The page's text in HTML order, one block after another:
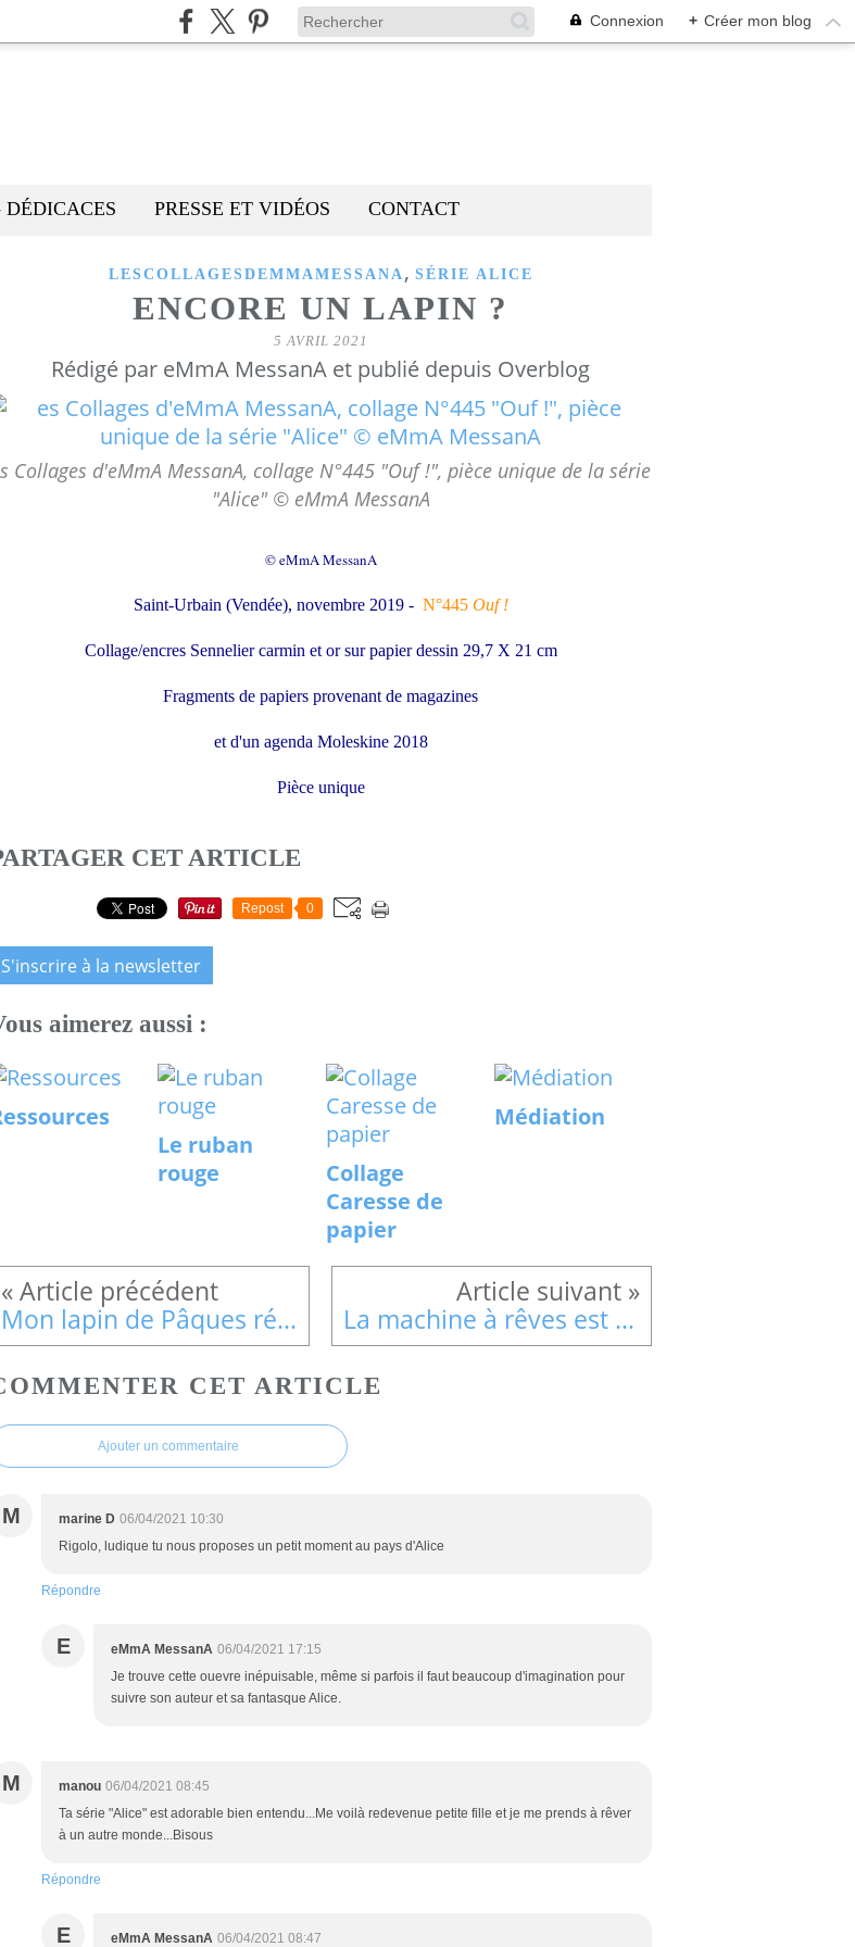
Connexion + Créer mon blog
DÉDICACES PRESSE ET VIDÉOS CONTACT
LESCOLLAGESDEMMAMESSANA , SÉRIE ALICE
ENCORE UN LAPIN ?
5 AVRIL 2021
Rédigé par eMmA MessanA et publié depuis Overblog
Collages d'eMmA MessanA, collage N°445 "Ouf !", pièce unique de la série
"Alice" © eMmA MessanA
© eMmA MessanA
Saint-Urbain (Vendée), novembre 2019 - N°445 Ouf !
Collage/encres Sennelier carmin et or sur papier dessin 29,7 X 21 cm
Fragments de papiers provenant de magazines
et d'un agenda Moleskine 2018
Pièce unique
CET ARTICLE
Repost 0
S'inscrire à la newsletter
aimerez aussi :
Le ruban
rouge
Collage
Caresse de
papier
Médiation
Mon lapin de Pâques régressif La machine à rêves est repartie
CET ARTICLE
Ajouter un commentaire
M marine D 06/04/2021 10:30
Rigolo, ludique tu nous proposes un petit moment au pays d'Alice
Répondre
E eMmA MessanA 06/04/2021 17:15
Je trouve cette ouevre inépuisable, même si parfois il faut beaucoup d'imagination pour
suivre son auteur et sa fantasque Alice.
M manou 06/04/2021 08:45
Ta série "Alice" est adorable bien entendu...Me voilà redevenue petite fille et je me prends à rêver
à un autre monde...Bisous
Répondre
E eMmA MessanA 06/04/2021 08:47